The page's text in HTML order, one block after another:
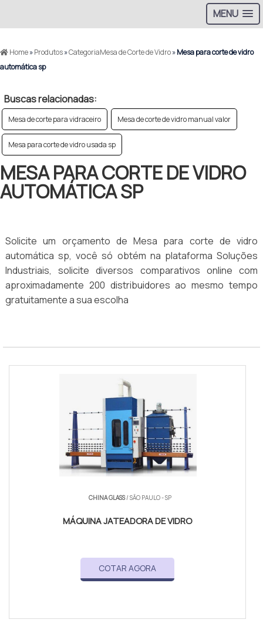
MENU
Home»Produtos»CategoriaMesa de Corte de Vidro»Mesa para corte de vidro
automática sp
Buscas relacionadas:
Mesa de corte para vidraceiro Mesa de corte de vidro manual valor
Mesa para corte de vidro usada sp
MESA PARA CORTE DE VIDRO
AUTOMÁTICA SP
Solicite um orçamento de Mesa para corte de vidro
automática sp, você só obtém na plataforma Soluções
Industriais, solicite diversos comparativos online com
aproximadamente 200 distribuidores ao mesmo tempo
gratuitamente a sua escolha
CHINA GLASS/ SÃO PAULO - SP
MÁQUINA JATEADORA DE VIDRO
COTAR AGORA